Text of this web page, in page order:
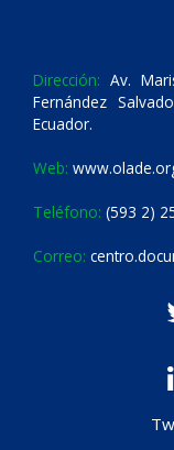
Dirección: Av.
Fernández
Ecuador.
Web:
Teléfono: (593 2)
Correo: